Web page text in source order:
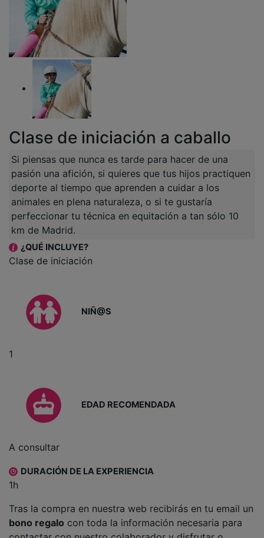
Clase de iniciación a caballo
Si piensas que nunca es tarde para hacer de una
pasión una afición, si quieres que tus hijos practiquen
deporte al tiempo que aprenden a cuidar a los
animales en plena naturaleza, o si te gustaría
perfeccionar tu técnica en equitación a tan sólo 10
km de Madrid.
¿QUÉ INCLUYE?
Clase de iniciación
NIÑ@S
1
EDAD RECOMENDADA
A consultar
DURACIÓN DE LA EXPERIENCIA
1h
Tras la compra en nuestra web recibirás en tu email un
bono regalo con toda la información necesaria para